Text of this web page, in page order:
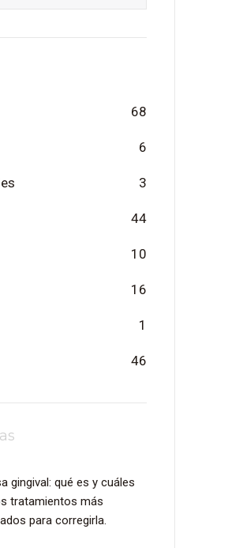
68
6
3
44
10
16
1
46
gingival: qué es y cuáles
tratamientos más
para corregirla.